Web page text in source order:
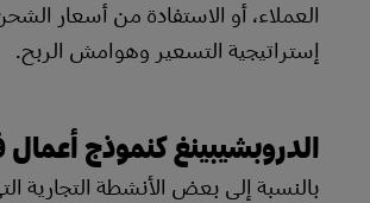
العملاء، أو الاستفادة من أسعار
إستراتيجية التسعير وهوامش الربح.
الدروبشيبينغ كنموذج أعمال
بالنسبة إلى بعض الأنشطة التجارية